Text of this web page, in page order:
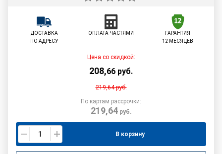
ДОСТАВКА
ПО АДРЕСУ
ОПЛАТА ЧАСТЯМИ
ГАРАНТИЯ
12 МЕСЯЦЕВ
Цена со скидкой:
208,66 руб.
219,64руб.
По картам рассрочки:
219,64руб.
В корзину